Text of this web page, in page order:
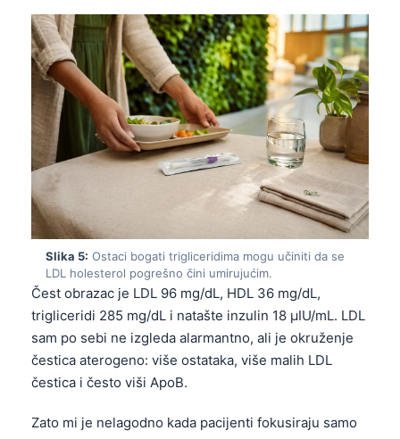
Slika 5: Ostaci bogati trigliceridima mogu učiniti da se
LDL holesterol pogrešno čini umirujućim.
Čest obrazac je LDL 96 mg/dL, HDL 36 mg/dL,
trigliceridi 285 mg/dL i natašte inzulin 18 µIU/mL. LDL
sam po sebi ne izgleda alarmantno, ali je okruženje
čestica aterogeno: više ostataka, više malih LDL
čestica i često viši ApoB.
Zato mi je nelagodno kada pacijenti fokusiraju samo